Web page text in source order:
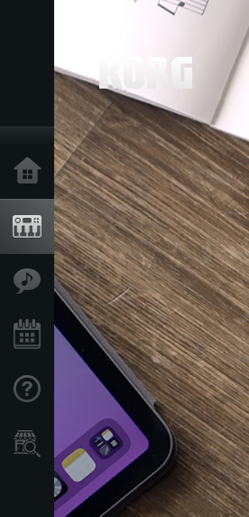
Accueil
Produits
Extras
Evénements
Support
Où acheter ?